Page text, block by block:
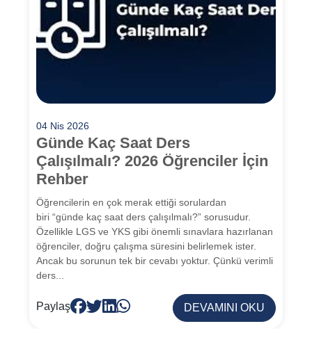
04 Nis 2026
Günde Kaç Saat Ders
Çalışılmalı? 2026 Öğrenciler İçin
Rehber
Öğrencilerin en çok merak ettiği sorulardan
biri “günde kaç saat ders çalışılmalı?” sorusudur.
Özellikle LGS ve YKS gibi önemli sınavlara hazırlanan
öğrenciler, doğru çalışma süresini belirlemek ister.
Ancak bu sorunun tek bir cevabı yoktur. Çünkü verimli
ders...
Paylaş DEVAMINI OKU